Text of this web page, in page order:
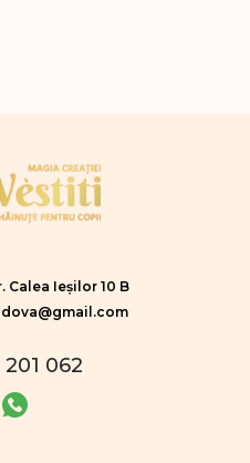
Calea Ieșilor 10 B
062